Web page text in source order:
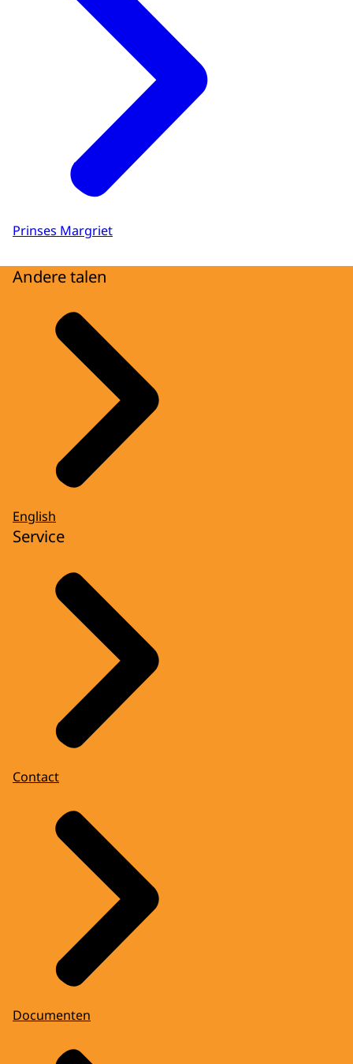
Prinses Margriet
Andere talen
English
Service
Contact
Documenten